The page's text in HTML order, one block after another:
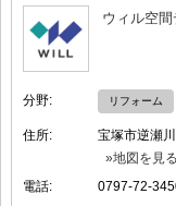
ウィル空
分野: リフォーム
住所:
宝塚市逆瀬
»地図を見る
電話:
0797-72-